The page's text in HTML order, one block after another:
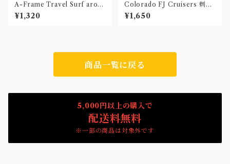
A-Frame Travel Surf aroun
d Black & White 刺繍ワッペ
ン Patch
¥1,320
Colorado FJ Cruisers 刺繍
ワッペン Patch
¥1,650
商品一覧に戻る
5,000円以上の購入で
配送料無料
※一部の商品は対象外です